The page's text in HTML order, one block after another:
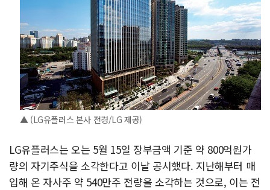
▲ (LG유플러스 본사 전경/LG 제공)
LG유플러스는 오는 5월 15일 장부금액 기준 약 800억원가
량의 자기주식을 소각한다고 이날 공시했다. 지난해부터 매
입해 온 자사주 약 540만주 전량을 소각하는 것으로, 이는 전